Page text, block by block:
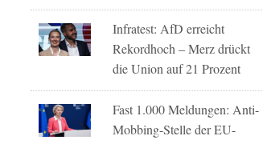
Infratest: AfD erreicht
Rekordhoch – Merz drückt
die Union auf 21 Prozent
Fast 1.000 Meldungen: Anti-
Mobbing-Stelle der EU-